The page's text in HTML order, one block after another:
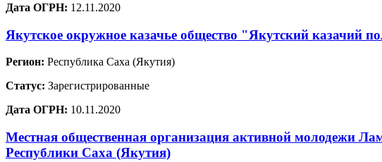
Дата ОГРН: 12.11.2020
Якутское окружное казачье общество "Якутский казачий
Регион: Республика Саха (Якутия)
Статус: Зарегистрированные
Дата ОГРН: 10.11.2020
Местная общественная организация активной молодежи
Республики Саха (Якутия)